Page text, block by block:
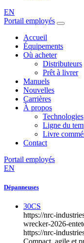
EN
Portail employés
Accueil
Équipements
Où acheter
Distributeurs
Prêt à livrer
Manuels
Nouvelles
Carrières
À propos
Technologies
Ligne du
Livre
Contact
Portail employés
EN
Dépanneuses
30CS
https://nrc-
wrecker-2026-
https://nrc-